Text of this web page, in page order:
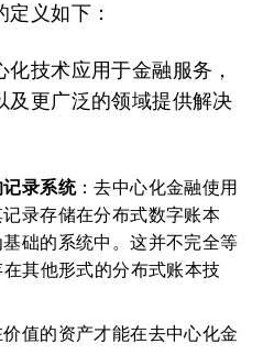
义如下：
技术应用于金融服务，
及更广泛的领域提供解决
录系统：去中心化金融使用
录存储在分布式数字账本
础的系统中。这并不完全等
其他形式的分布式账本技
价值的资产才能在去中心化金